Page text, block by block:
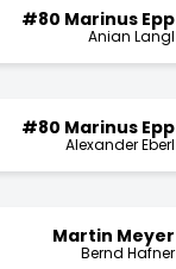
#80 Marinus Epp
Anian Langl
#80 Marinus Epp
Alexander Eberl
Martin Meyer
Bernd Hafner